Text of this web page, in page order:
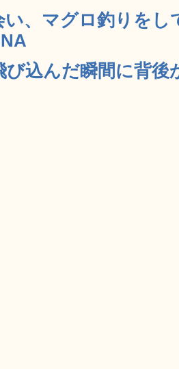
い、マグロ釣りを
び込んだ瞬間に背後